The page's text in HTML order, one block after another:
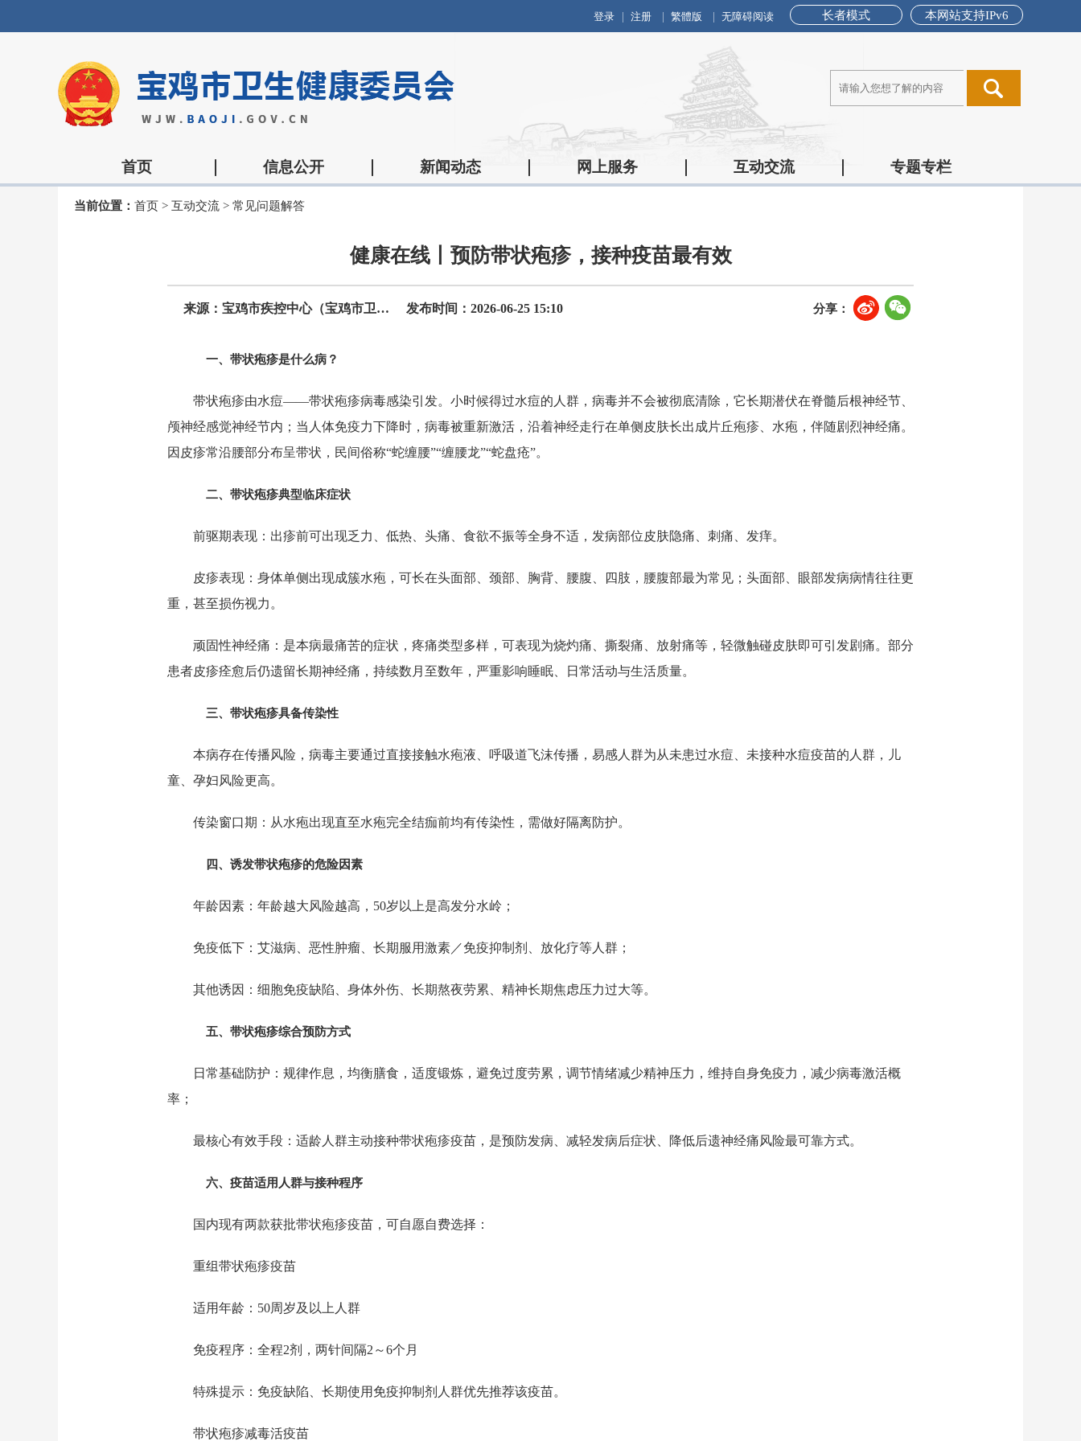
本网站支持IPv6
长者模式
登录 注册 繁體版 无障碍阅读
首页 信息公开 新闻动态 网上服务 互动交流 专题专栏
当前位置： 首页 > 互动交流 > 常见问题解答
健康在线丨预防带状疱疹，接种疫苗最有效
来源：宝鸡市疾控中心（宝鸡市卫监所） 发布时间：2026-06-25 15:10 分享：
一、带状疱疹是什么病？
带状疱疹由水痘——带状疱疹病毒感染引发。小时候得过水痘的人群，病毒并不会被彻底清除，它长期潜伏在脊髓后根神经节、
颅神经感觉神经节内；当人体免疫力下降时，病毒被重新激活，沿着神经走行在单侧皮肤长出成片丘疱疹、水疱，伴随剧烈神经痛。
因皮疹常沿腰部分布呈带状，民间俗称“蛇缠腰”“缠腰龙”“蛇盘疮”。
二、带状疱疹典型临床症状
前驱期表现：出疹前可出现乏力、低热、头痛、食欲不振等全身不适，发病部位皮肤隐痛、刺痛、发痒。
皮疹表现：身体单侧出现成簇水疱，可长在头面部、颈部、胸背、腰腹、四肢，腰腹部最为常见；头面部、眼部发病病情往往更
重，甚至损伤视力。
顽固性神经痛：是本病最痛苦的症状，疼痛类型多样，可表现为烧灼痛、撕裂痛、放射痛等，轻微触碰皮肤即可引发剧痛。部分
患者皮疹痊愈后仍遗留长期神经痛，持续数月至数年，严重影响睡眠、日常活动与生活质量。
三、带状疱疹具备传染性
本病存在传播风险，病毒主要通过直接接触水疱液、呼吸道飞沫传播，易感人群为从未患过水痘、未接种水痘疫苗的人群，儿
童、孕妇风险更高。
传染窗口期：从水疱出现直至水疱完全结痂前均有传染性，需做好隔离防护。
四、诱发带状疱疹的危险因素
年龄因素：年龄越大风险越高，50岁以上是高发分水岭；
免疫低下：艾滋病、恶性肿瘤、长期服用激素／免疫抑制剂、放化疗等人群；
其他诱因：细胞免疫缺陷、身体外伤、长期熬夜劳累、精神长期焦虑压力过大等。
五、带状疱疹综合预防方式
日常基础防护：规律作息，均衡膳食，适度锻炼，避免过度劳累，调节情绪减少精神压力，维持自身免疫力，减少病毒激活概
率；
最核心有效手段：适龄人群主动接种带状疱疹疫苗，是预防发病、减轻发病后症状、降低后遗神经痛风险最可靠方式。
六、疫苗适用人群与接种程序
国内现有两款获批带状疱疹疫苗，可自愿自费选择：
重组带状疱疹疫苗
适用年龄：50周岁及以上人群
免疫程序：全程2剂，两针间隔2～6个月
特殊提示：免疫缺陷、长期使用免疫抑制剂人群优先推荐该疫苗。
带状疱疹减毒活疫苗